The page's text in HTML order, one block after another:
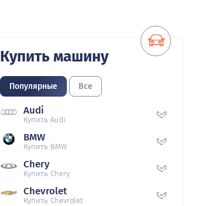
Купить машину
Популярные Все
Audi
Купить Audi
BMW
Купить BMW
Chery
Купить Chery
Chevrolet
Купить Chevrolet